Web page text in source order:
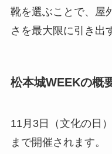
靴を選ぶことで、屋
さを最大限に引き出
松本城WEEKの概
11月3日（文化の日
まで開催されます。